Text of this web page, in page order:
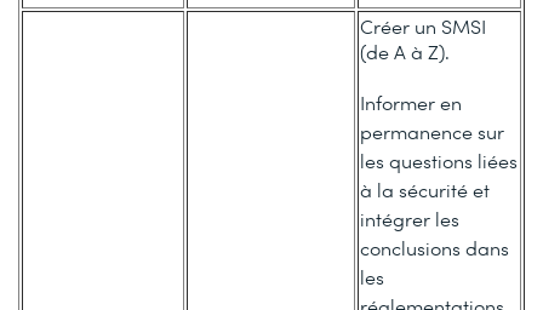
Créer un SMSI
(de A à Z).
Informer en
permanence sur
les questions liées
à la sécurité et
intégrer les
conclusions dans
les